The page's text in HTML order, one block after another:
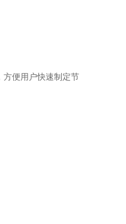
方便用户快速制定节